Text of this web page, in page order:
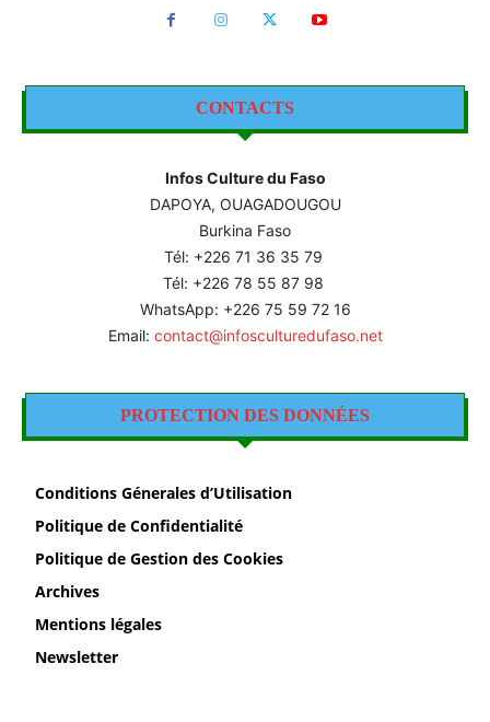
CONTACTS
Infos Culture du Faso
DAPOYA, OUAGADOUGOU
Burkina Faso
Tél: +226 71 36 35 79
Tél: +226 78 55 87 98
WhatsApp: +226 75 59 72 16
Email: contact@infosculturedufaso.net
PROTECTION DES DONNÉES
Conditions Génerales d’Utilisation
Politique de Confidentialité
Politique de Gestion des Cookies
Archives
Mentions légales
Newsletter